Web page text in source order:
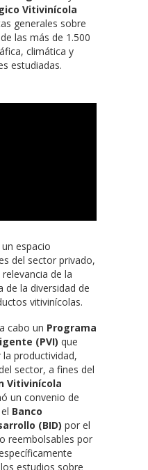
Vitivinícola
generales sobre
las más de 1.500
climática y
estudiadas.
espacio
del sector privado,
de la
de la diversidad de
vitivinícolas.
cabo un Programa
(PVI) que
productividad,
sector, a fines del
Vitivinícola
un convenio de
Banco
(BID) por el
reembolsables por
estudios sobre